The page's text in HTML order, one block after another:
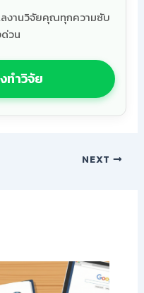
งานวิจัยคุณทุกความซับ
ด่วน
ทำวิจัย
NEXT